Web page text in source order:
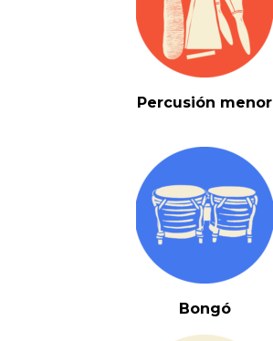
Percusión menor
Bongó